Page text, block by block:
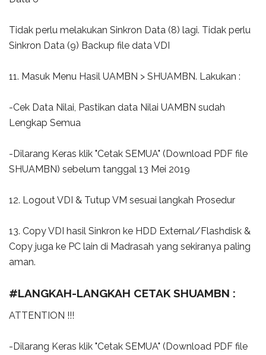
Tidak perlu melakukan Sinkron Data (8) lagi. Tidak perlu
Sinkron Data (9) Backup file data VDI
11. Masuk Menu Hasil UAMBN > SHUAMBN. Lakukan :
-Cek Data Nilai, Pastikan data Nilai UAMBN sudah
Lengkap Semua
-Dilarang Keras klik "Cetak SEMUA" (Download PDF file
SHUAMBN) sebelum tanggal 13 Mei 2019
12. Logout VDI & Tutup VM sesuai langkah Prosedur
13. Copy VDI hasil Sinkron ke HDD External/Flashdisk &
Copy juga ke PC lain di Madrasah yang sekiranya paling
aman.
#LANGKAH-LANGKAH CETAK SHUAMBN :
ATTENTION !!!
-Dilarang Keras klik "Cetak SEMUA" (Download PDF file